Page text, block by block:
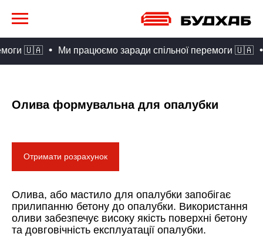
🇺🇦 Ми працюємо заради спільної перемоги 🇺🇦
Олива формувальна для опалубки
Отримати розрахунок
Олива, або мастило для опалубки запобігає
прилипанню бетону до опалубки. Використання
оливи забезпечує високу якість поверхні бетону
та довговічність експлуатації опалубки.